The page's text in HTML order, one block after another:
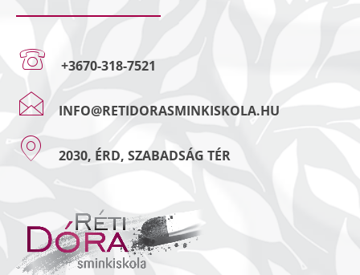
+3670-318-7521
INFO@RETIDORASMINKISKOLA.HU
2030, ÉRD, SZABADSÁG TÉR